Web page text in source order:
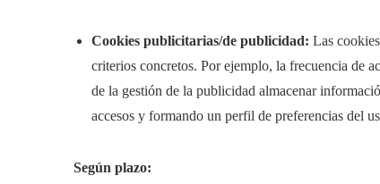
Cookies publicitarias/de publicidad: Las
criterios concretos. Por ejemplo, la frecuencia de
de la gestión de la publicidad almacenar
accesos y formando un perfil de preferencias del
Según plazo: